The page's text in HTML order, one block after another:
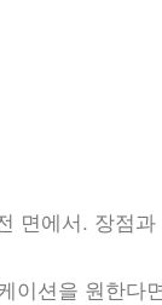
면에서. 장점과
션을 원한다